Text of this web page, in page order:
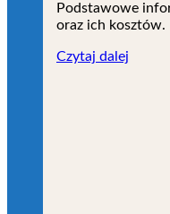
Podstawowe
oraz ich kosztów.
Czytaj dalej